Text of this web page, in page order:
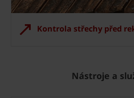
Kontrola střechy před
Nástroje a